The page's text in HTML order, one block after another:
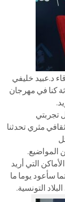
د.عبيد خليفي
كنا في مهرجان
تجربتي
مثري تحدثنا
المواضيع.
التي أريد
سأعود يوما ما
التونسية.